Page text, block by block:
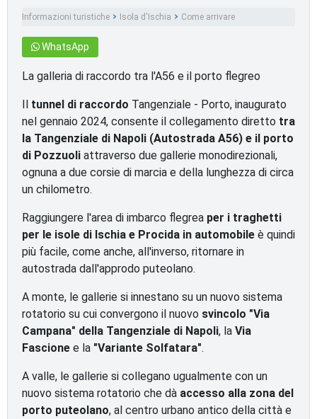
Informazioni turistiche Isola d'Ischia Come arrivare
WhatsApp
La galleria di raccordo tra l'A56 e il porto flegreo
Il tunnel di raccordo Tangenziale - Porto, inaugurato
nel gennaio 2024, consente il collegamento diretto tra
la Tangenziale di Napoli (Autostrada A56) e il porto
di Pozzuoli attraverso due gallerie monodirezionali,
ognuna a due corsie di marcia e della lunghezza di circa
un chilometro.
Raggiungere l'area di imbarco flegrea per i traghetti
per le isole di Ischia e Procida in automobile è quindi
più facile, come anche, all'inverso, ritornare in
autostrada dall'approdo puteolano.
A monte, le gallerie si innestano su un nuovo sistema
rotatorio su cui convergono il nuovo svincolo "Via
Campana" della Tangenziale di Napoli, la Via
Fascione e la "Variante Solfatara".
A valle, le gallerie si collegano ugualmente con un
nuovo sistema rotatorio che dà accesso alla zona del
porto puteolano, al centro urbano antico della città e